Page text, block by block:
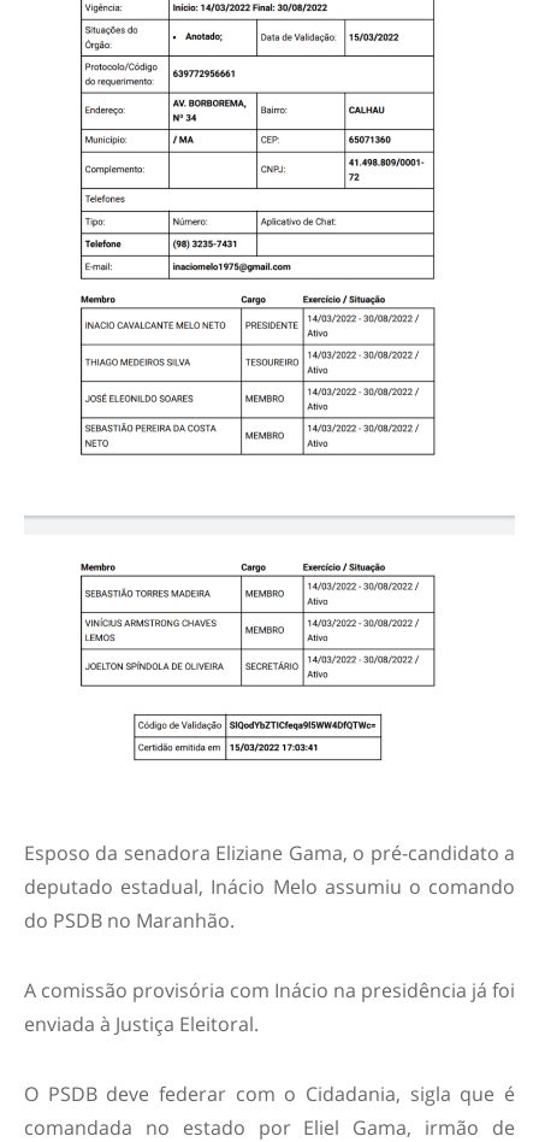
Esposo da senadora Eliziane Gama, o pré-candidato a
deputado estadual, Inácio Melo assumiu o comando
do PSDB no Maranhão.
A comissão provisória com Inácio na presidência já foi
enviada à Justiça Eleitoral.
O PSDB deve federar com o Cidadania, sigla que é
comandada no estado por Eliel Gama, irmão de